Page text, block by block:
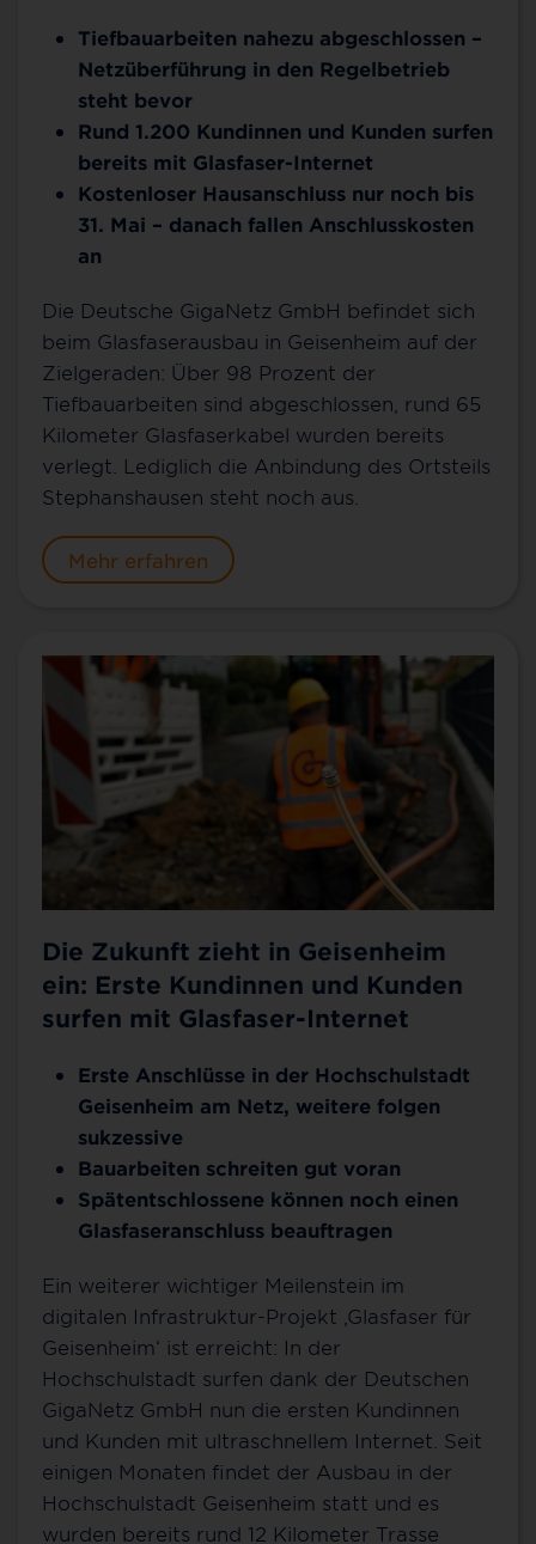
Tiefbauarbeiten nahezu abgeschlossen –
Netzüberführung in den Regelbetrieb
steht bevor
Rund 1.200 Kundinnen und Kunden surfen
bereits mit Glasfaser-Internet
Kostenloser Hausanschluss nur noch bis
31. Mai – danach fallen Anschlusskosten
an
Die Deutsche GigaNetz GmbH befindet sich
beim Glasfaserausbau in Geisenheim auf der
Zielgeraden: Über 98 Prozent der
Tiefbauarbeiten sind abgeschlossen, rund 65
Kilometer Glasfaserkabel wurden bereits
verlegt. Lediglich die Anbindung des Ortsteils
Stephanshausen steht noch aus.
Mehr erfahren
Die Zukunft zieht in Geisenheim
ein: Erste Kundinnen und Kunden
surfen mit Glasfaser-Internet
Erste Anschlüsse in der Hochschulstadt
Geisenheim am Netz, weitere folgen
sukzessive
Bauarbeiten schreiten gut voran
Spätentschlossene können noch einen
Glasfaseranschluss beauftragen
Ein weiterer wichtiger Meilenstein im
digitalen Infrastruktur-Projekt ‚Glasfaser für
Geisenheim‘ ist erreicht: In der
Hochschulstadt surfen dank der Deutschen
GigaNetz GmbH nun die ersten Kundinnen
und Kunden mit ultraschnellem Internet. Seit
einigen Monaten findet der Ausbau in der
Hochschulstadt Geisenheim statt und es
wurden bereits rund 12 Kilometer Trasse